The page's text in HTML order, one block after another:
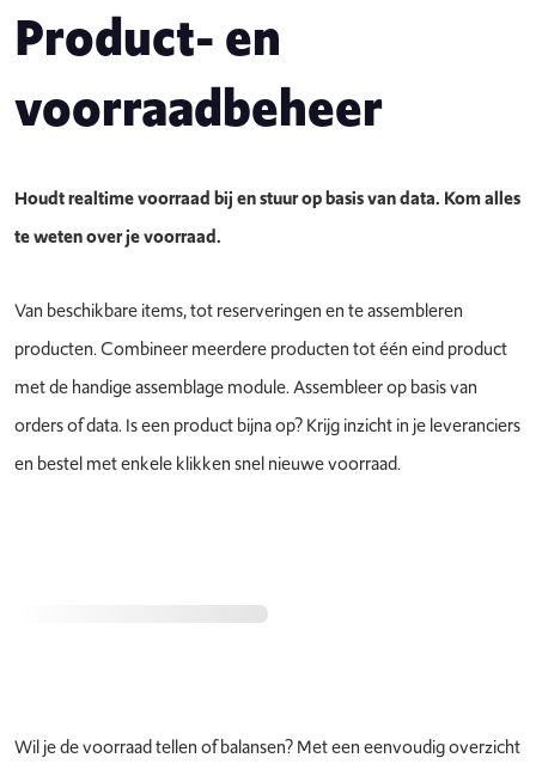
Product- en
voorraadbeheer
Houdt realtime voorraad bij en stuur op basis van data. Kom alles
te weten over je voorraad.
Van beschikbare items, tot reserveringen en te assembleren
producten. Combineer meerdere producten tot één eind product
met de handige assemblage module. Assembleer op basis van
orders of data. Is een product bijna op? Krijg inzicht in je leveranciers
en bestel met enkele klikken snel nieuwe voorraad.
Wil je de voorraad tellen of balansen? Met een eenvoudig overzicht